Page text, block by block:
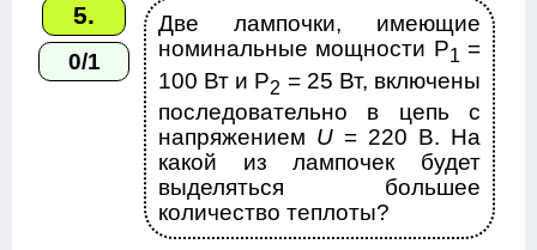
5.
0/1
Две лампочки, имеющие
номинальные мощности Р1 =
100 Вт и P2 = 25 Вт, включены
последовательно в цепь с
напряжением U = 220 В. На
какой из лампочек будет
выделяться большее
количество теплоты?